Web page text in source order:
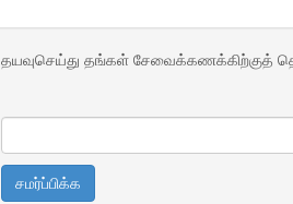
தயவுசெய்து தங்கள் சேவைக்கணக்கிற்குத்
சமர்ப்பிக்க